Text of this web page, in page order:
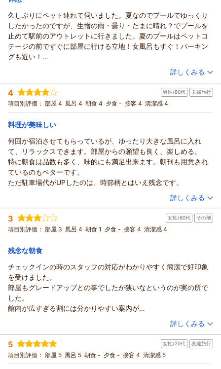
アパホテル＆リゾート〈東京ベイ幕張〉からの返信
この度はアパホテル＆リゾート〈東京ベイ幕張〉にご宿泊いた
だきまして誠にありがとうございます。
当館の価格帯や無料VODコンテンツ、館内のコンビニやレスト
ランなどの利便性にご満足いただけた様子が伺え、大変嬉しく
思っております。また、36階からのロケーションや幕張メッ
セ・駅からのアクセスに関しても温かいお言葉を戴き、感謝申
し上げます。
朝食もお気に召していただけ、何よりです。
これからも快適にお過ごしいただける様サービス向上に努めて
まいります。
ッフ一同心よりお待ちしております。
ご投稿ありがとうございました。
フロント 一條
久しぶりにペット連れて伺いました。夏なのでプールでゆっくり
したかったのですが、生憎の雨・曇り・たまに晴れ？でプールを
止めて駅前のアウトレットに行きました。夏のプールはペットコ
テージの前ですぐに部屋に行ける立地！女風呂もすぐ！パーキン
グも近い！
ただ、日にちによっては…凄い高い日があるから(O_O)チェックし
て泊まります。館内にも何軒か食事処ありますし、駅前までも10
分位なんで外で食事にも行けます。また10月に行く予定です。
アメニティも揃っているので手ぶらで行けます。大浴場にスキン
ケアもあります。ないのはヘヤーオイルくらいです。
（投稿日：2026/07/29）
宿泊時期： 2026年07月宿泊 (夫婦旅行)
投稿者： かーなちゃんさん
宿泊プラン： 素泊まり 大切なわんちゃんと一緒に旅行へGO！ペット同室
可★
ツイン 食事なし
宿泊価格帯： 12,001～13,000円(大人一人あたり/税込)
アパホテル＆リゾート〈東京ベイ幕張〉からの返信
この度はアパホテル＆リゾート〈東京ベイ幕張〉をご利用いた
だきまして誠にありがとうございます。数あるホテルの中から
当館をお選びいただき大変光栄でございます。
プールはあいにくのお天気でお楽しみいただけず残念でした
が、ペットコテージの立地やアメニティについても詳しくお褒
めいただき、大変嬉しく存じます。
宿泊料金につきましては、どの日にご宿泊いただいても価格以
上の価値を感じていただけるよう、サービス向上に努めてまい
ります。
またのお越しをスタッフ一同心よりお待ち申し上げておりま
フロント 山本
詳しくみる
4 男性/80代 夫婦旅行
項目別評価： 部屋 4 風呂 4 朝食 4 夕食 - 接客 4 清潔感 4
料理が美味しい
何回か宿泊させてもらっているが、ゆったり大きな風呂に入れ
て、リラックスできます。部屋からの願望も良く、楽しめる。
特に朝食は品数も多く、味的にも満足出来ます。朝刊も用意され
ているのもベターです。
ただ駐車場代がUPしたのは、時節柄とはいえ残念です。
（投稿日：2026/07/29）
宿泊時期： 2026年07月宿泊 (夫婦旅行)
投稿者： てるりんさん
宿泊プラン： 朝食付き（ラ・ベランダ）房総の豊かな食材を使用した朝食ビ
ュッフェ
ツイン 朝のみ
宿泊価格帯：
アパホテル＆リゾート〈東京ベイ幕張〉からの返信
この度はアパホテル＆リゾート〈東京ベイ幕張〉をご利用いた
だきまして誠にありがとうございます。数あるホテルの中から
当館をお選びいただき大変光栄でございます。
お風呂や眺望でリラックスしていただけたとのこと、大変嬉し
く存じます。また、朝食や朝刊サービスにもご満足いただけて
何よりでございます。
駐車場料金の改定につきましては、ご負担をおかけし誠に心苦
しく思っております。価格以上の快適さとサービスをご提供で
きるよう、一層努めてまいります。
詳しくみる
3 女性/60代 その他
項目別評価： 部屋 3 風呂 4 朝食 1 夕食 - 接客 4 清潔感 4
残念な朝食
チェックインの時のスタッフの対応がわかりやすく簡潔で好印象
を受けました。
部屋もグレードアップとの事でしたが狭いなというのが実の所で
した。
館内が広すぎる割には分かりやすい案内が
少なく、迷っていられる高齢者を３組程見かけました。
夕食のレストランは内容的にも金額的にも上と下はあるのですが
中間といいますがもう少しサラッと入りやすい店舗があったら良
いなあと思いました。
お風呂は清潔で気持ちよく利用させていただきました。
（投稿日：2026/07/29）
宿泊時期： 2026年07月宿泊 (その他)
投稿者： パッチさん
宿泊プラン： 朝食付き 和食レストラン 幕張七十二 ※部屋タイプおまかせ
その他 朝のみ
詳しくみる
5 女性/20代 友達旅行
項目別評価： 部屋 5 風呂 5 朝食 - 夕食 - 接客 4 清潔感 5